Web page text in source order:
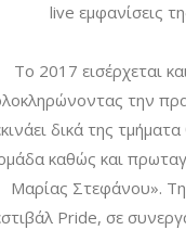
live εμφανίσεις
Το 2017 εισέρχεται
την
δικά της
καθώς και
Μαρίας Στεφάνου».
Pride, σε